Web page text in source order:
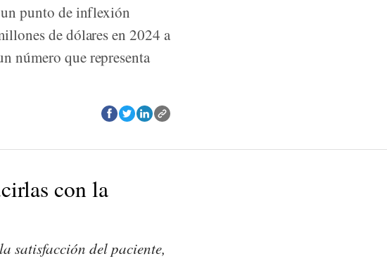
punto de inflexión
de dólares en 2024 a
número que representa
con la
satisfacción del paciente,